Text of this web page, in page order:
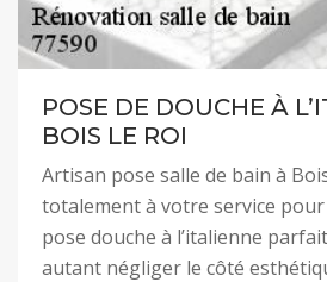
POSE DE DOUCHE À
BOIS LE ROI
Artisan pose salle de bain à
totalement à votre service
pose douche à l’italienne
autant négliger le côté